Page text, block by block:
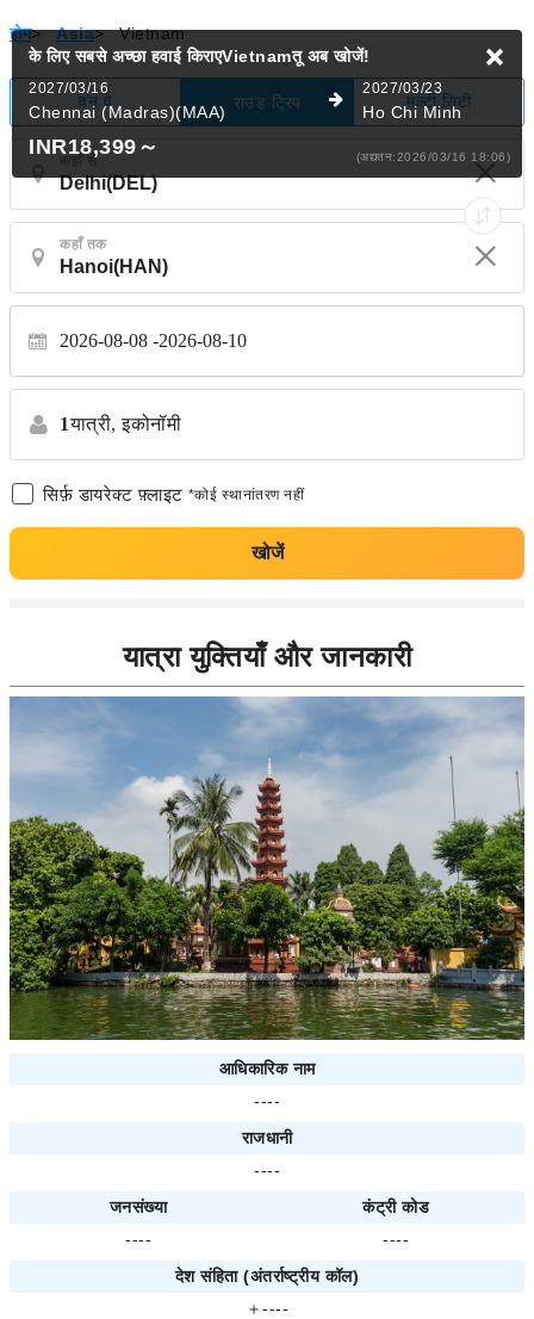
होम> Asia> Vietnam
वन वे राउंड ट्रिप मल्टी सिटी
कहाँ से
कहाँ तक
2026-08-08 2026-08-10
1यात्री, इकोनॉमी
सिर्फ़ डायरेक्ट फ़्लाइट *कोई स्थानांतरण नहीं
खोजें
के लिए सबसे अच्छा हवाई किराएVietnamतूअब खोजें!
2027/03/16
Chennai (Madras)(MAA)
2027/03/23
Ho Chi Minh
INR18,399 ～ (अद्यतन:2026/03/16 18:06)
यात्रा युक्तियाँ और जानकारी
आधिकारिक नाम
----
राजधानी
----
जनसंख्या
कंट्री कोड
----
----
देश संहिता (अंतर्राष्ट्रीय कॉल)
＋----